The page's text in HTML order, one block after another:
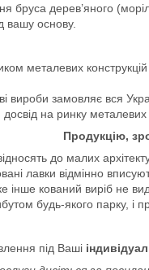
бруса дерев’яного
вашу основу.
металевих
вироби замовляє вся
досвід на ринку металевих
Продукцію,
до малих
лавки відмінно
інше кований виріб не
будь-якого парку, і
під Ваші